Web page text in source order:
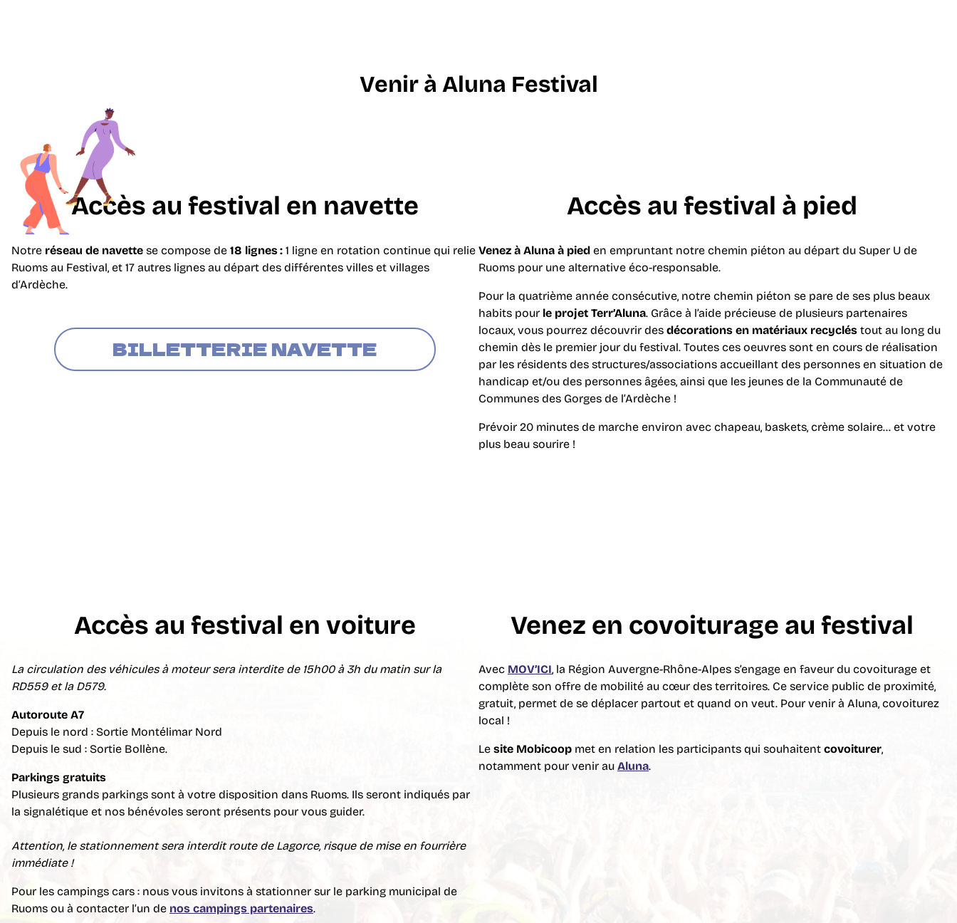
Venir à Aluna Festival
Accès au festival en navette
Notre réseau de navette se compose de 18 lignes : 1 ligne en rotation continue qui relie
Ruoms au Festival, et 17 autres lignes au départ des différentes villes et villages
d’Ardèche.
BILLETTERIE NAVETTE
Accès au festival à pied
Venez à Aluna à pied en empruntant notre chemin piéton au départ du Super U de
Ruoms pour une alternative éco-responsable.
Pour la quatrième année consécutive, notre chemin piéton se pare de ses plus beaux
habits pour le projet Terr’Aluna. Grâce à l’aide précieuse de plusieurs partenaires
locaux, vous pourrez découvrir des décorations en matériaux recyclés tout au long du
chemin dès le premier jour du festival. Toutes ces oeuvres sont en cours de réalisation
par les résidents des structures/associations accueillant des personnes en situation de
handicap et/ou des personnes âgées, ainsi que les jeunes de la Communauté de
Communes des Gorges de l’Ardèche !
Prévoir 20 minutes de marche environ avec chapeau, baskets, crème solaire… et votre
plus beau sourire !
Accès au festival en voiture
La circulation des véhicules à moteur sera interdite de 15h00 à 3h du matin sur la
RD559 et la D579.
Autoroute A7
Depuis le nord : Sortie Montélimar Nord
Depuis le sud : Sortie Bollène.
Parkings gratuits
Plusieurs grands parkings sont à votre disposition dans Ruoms. Ils seront indiqués par
la signalétique et nos bénévoles seront présents pour vous guider.
Attention, le stationnement sera interdit route de Lagorce, risque de mise en fourrière
immédiate !
Pour les campings cars : nous vous invitons à stationner sur le parking municipal de
Ruoms ou à contacter l’un de nos campings partenaires.
Venez en covoiturage au festival
Avec MOV’ICI, la Région Auvergne-Rhône-Alpes s’engage en faveur du covoiturage et
complète son offre de mobilité au cœur des territoires. Ce service public de proximité,
gratuit, permet de se déplacer partout et quand on veut. Pour venir à Aluna, covoiturez
local !
Le site Mobicoop met en relation les participants qui souhaitent covoiturer,
notamment pour venir au Aluna.